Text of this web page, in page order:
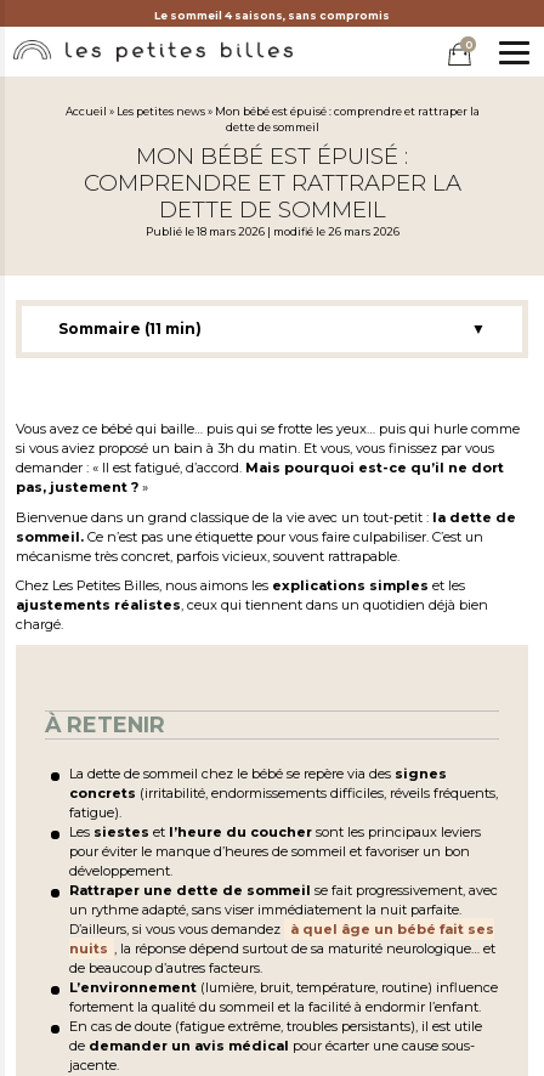
Le sommeil 4 saisons, sans compromis
0
Accueil » Les petites news» Mon bébé est épuisé : comprendre et rattraper la
dette de sommeil
MON BÉBÉ EST ÉPUISÉ :
COMPRENDRE ET RATTRAPER LA
DETTE DE SOMMEIL
Publié le 18 mars 2026 | modifié le 26 mars 2026
Vous avez ce bébé qui baille… puis qui se frotte les yeux… puis qui hurle comme
si vous aviez proposé un bain à 3h du matin. Et vous, vous finissez par vous
demander : « Il est fatigué, d’accord. Mais pourquoi est-ce qu’il ne dort
pas, justement ? »
Bienvenue dans un grand classique de la vie avec un tout-petit : la dette de
sommeil. Ce n’est pas une étiquette pour vous faire culpabiliser. C’est un
mécanisme très concret, parfois vicieux, souvent rattrapable.
Chez Les Petites Billes, nous aimons les explications simples et les
ajustements réalistes, ceux qui tiennent dans un quotidien déjà bien
chargé.
À RETENIR
La dette de sommeil chez le bébé se repère via des signes
concrets (irritabilité, endormissements difficiles, réveils fréquents,
fatigue).
Les siestes et l’heure du coucher sont les principaux leviers
pour éviter le manque d’heures de sommeil et favoriser un bon
développement.
Rattraper une dette de sommeil se fait progressivement, avec
un rythme adapté, sans viser immédiatement la nuit parfaite.
D’ailleurs, si vous vous demandez
à quel âge un bébé fait ses
nuits , la réponse dépend surtout de sa maturité neurologique… et
de beaucoup d’autres facteurs.
L’environnement (lumière, bruit, température, routine) influence
fortement la qualité du sommeil et la facilité à endormir l’enfant.
En cas de doute (fatigue extrême, troubles persistants), il est utile
de demander un avis médical pour écarter une cause sous-
jacente.
Sommaire (11 min)
▼
À retenir
Les signes d’un bébé en manque de sommeil (et ceux qui
trompent)
Pourquoi la dette de sommeil arrive : coucher, siestes, réveils
Conséquences : impacts sur bébé, l’enfant… et vous
Comment rattraper la dette de sommeil : conseils réalistes (et
qui tiennent dans la vraie vie)
Les derniers conseils de Morgane